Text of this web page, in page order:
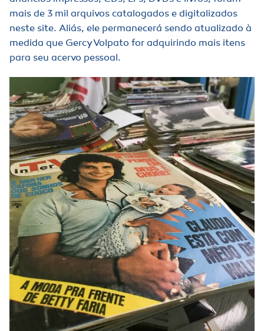
mais de 3 mil arquivos catalogados e digitalizados
neste site. Aliás, ele permanecerá sendo atualizado à
medida que Gercy Volpato for adquirindo mais itens
para seu acervo pessoal.